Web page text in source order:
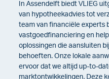
In Assendelft biedt VLIEG
van hypotheekadvies tot
team van financiële experts
vastgoedfinanciering en
oplossingen die aansluiten
behoeften. Onze lokale
ervoor dat we altijd up-to-
marktontwikkelingen. Deze